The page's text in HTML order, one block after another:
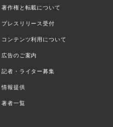
著作権と転載について
プレスリリース受付
コンテンツ利用について
広告のご案内
記者・ライター募集
情報提供
著者一覧